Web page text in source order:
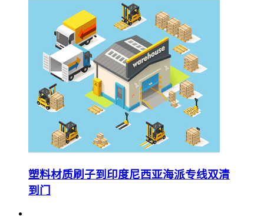
塑料材质刷子到印度尼西亚海派专线双清
到门